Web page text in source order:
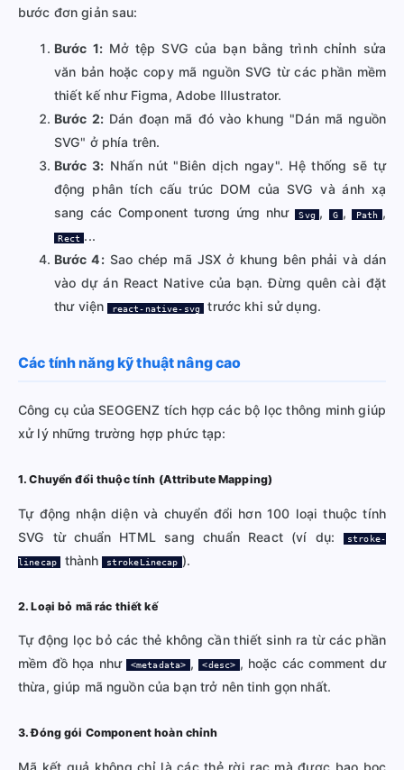
bước đơn giản sau:
Bước 1:Mở tệp SVG của bạn bằng trình chỉnh sửa
văn bản hoặc copy mã nguồn SVG từ các phần mềm
thiết kế như Figma, Adobe Illustrator.
Bước 2:Dán đoạn mã đó vào khung "Dán mã nguồn
SVG" ở phía trên.
Bước 3: Nhấn nút "Biên dịch ngay". Hệ thống sẽ tự
động phân tích cấu trúc DOM của SVG và ánh xạ
sang các Component tương ứng như
Svg , G , Path ,
Rect ...
Bước 4:Sao chép mã JSX ở khung bên phải và dán
vào dự án React Native của bạn. Đừng quên cài đặt
thư viện react-native-svg trước khi sử dụng.
Các tính năng kỹ thuật nâng cao
Công cụ của SEOGENZ tích hợp các bộ lọc thông minh giúp
xử lý những trường hợp phức tạp:
1. Chuyển đổi thuộc tính (Attribute Mapping)
Tự động nhận diện và chuyển đổi hơn 100 loại thuộc tính
SVG từ chuẩn HTML sang chuẩn React (ví dụ:
stroke-
linecap thành strokeLinecap ).
2. Loại bỏ mã rác thiết kế
Tự động lọc bỏ các thẻ không cần thiết sinh ra từ các phần
mềm đồ họa như <metadata> , <desc> , hoặc các comment dư
thừa, giúp mã nguồn của bạn trở nên tinh gọn nhất.
3. Đóng gói Component hoàn chỉnh
Mã kết quả không chỉ là các thẻ rời rạc mà được bao bọc